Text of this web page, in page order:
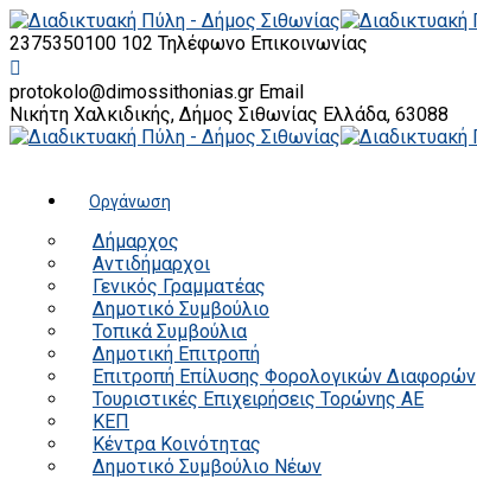
2375350100 102 Τηλέφωνο Επικοινωνίας
protokolo@dimossithonias.gr Email
Νικήτη Χαλκιδικής, Δήμος Σιθωνίας Ελλάδα, 63088
Οργάνωση
Δήμαρχος
Αντιδήμαρχοι
Γενικός Γραμματέας
Δημοτικό Συμβούλιο
Τοπικά Συμβούλια
Δημοτική Επιτροπή
Επιτροπή Επίλυσης Φορολογικών Διαφορών
Τουριστικές Επιχειρήσεις Τορώνης ΑΕ
ΚΕΠ
Κέντρα Κοινότητας
Δημοτικό Συμβούλιο Νέων